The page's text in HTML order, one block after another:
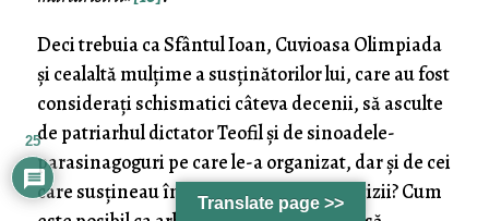
Deci trebuia ca Sfântul Ioan, Cuvioasa Olimpiada
și cealaltă mulțime a susținătorilor lui, care au fost
considerați schismatici câteva decenii, să asculte
de patriarhul dictator Teofil și de sinoadele-
parasinagoguri pe care le-a organizat, dar și de cei
care susțineau în continuare aceste decizii? Cum
Translate page >>
25